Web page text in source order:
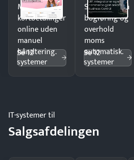
Modtag
kortbetalinger
online uden
manuel
håndtering.
Se 12
systemer
Spar timer på
bogføring og
overhold
moms
automatisk.
Se 12
systemer
IT-systemer til
Salgsafdelingen